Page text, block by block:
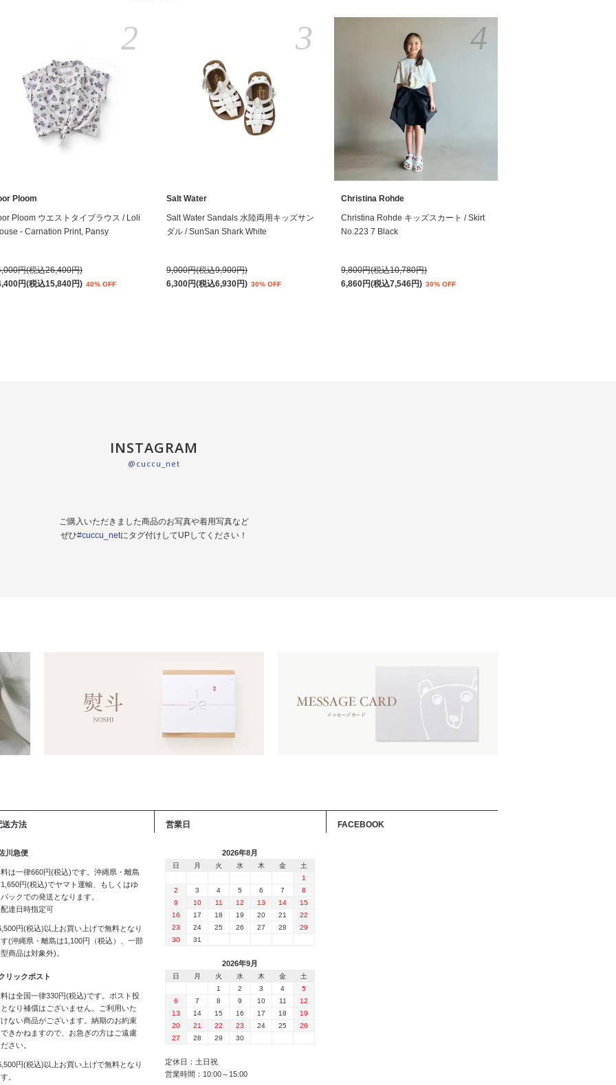
Ploom
Ploom ウエストタイブラウス / Loli
- Carnation Print, Pansy
円(税込26,400円)
円(税込15,840円) 40% OFF
2
Salt Water
Salt Water Sandals 水陸両用キッズサン
ダル / SunSan Shark White
9,000円(税込9,900円)
6,300円(税込6,930円) 30% OFF
3
Christina Rohde
Christina Rohde キッズスカート / Skirt
No.223 7 Black
9,800円(税込10,780円)
6,860円(税込7,546円) 30% OFF
4
INSTAGRAM
@cuccu_net
ご購入いただきました商品のお写真や着用写真など
ぜひ#cuccu_netにタグ付けしてUPしてください！
送方法
川急便
は一律660円(税込)です。沖縄県・離島
円(税込)でヤマト運輸、もしくはゆ
ックでの発送となります。
達日時指定可
円(税込)以上お買い上げで無料となり
(沖縄県・離島は1,100円（税込）、一部
商品は対象外)。
リックポスト
は全国一律330円(税込)です。ポスト投
なり補償はございません。ご利用いた
ない商品がございます。納期のお約束
きかねますので、お急ぎの方はご遠慮
さい。
円(税込)以上お買い上げで無料となり
。
営業日
2026年8月
日 月 火 水 木 金
土
1
2
3 4 5 6 7
8
9
10 11 12 13 14
15
16
17 18 19 20 21
22
23
24 25 26 27 28
29
30
31
2026年9月
日 月 火 水 木 金
土
1
2 3 4
5
6
7 8 9 10 11
12
13
14 15 16 17 18
19
20
21 22 23 24 25
26
27
28 29 30
定休日：土日祝
営業時間：10:00～15:00
FACEBOOK